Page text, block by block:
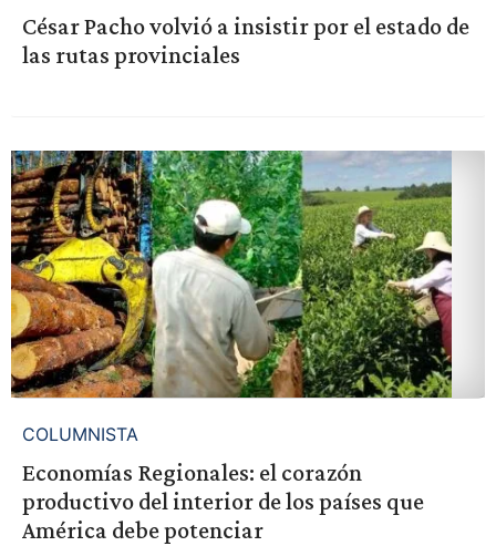
César Pacho volvió a insistir por el estado de
las rutas provinciales
COLUMNISTA
Economías Regionales: el corazón
productivo del interior de los países que
América debe potenciar